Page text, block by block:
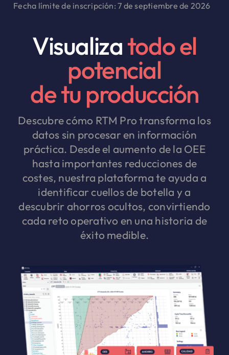
Fecha límite de inscripción: 7 de septiembre de 2026
Visualizatodo el
potencial
de tu producción
Descubre cómo RTM Pro transforma los
datos sin procesar en información
práctica. Desde el aumento de la OEE
hasta importantes reducciones de
costes, nuestra plataforma te ayuda a
identificar cuellos de botella y a
descubrir ahorros ocultos, convirtiendo
cada reto operativo en una historia de
éxito medible.